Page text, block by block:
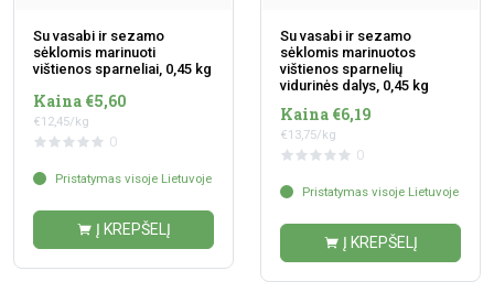
Su vasabi ir sezamo
sėklomis marinuoti
vištienos sparneliai, 0,45 kg
Kaina €5,60
€12,45/kg
0
Pristatymas visoje Lietuvoje
Į KREPŠELĮ
Su vasabi ir sezamo
sėklomis marinuotos
vištienos sparnelių
vidurinės dalys, 0,45 kg
Kaina €6,19
€13,75/kg
0
Pristatymas visoje Lietuvoje
Į KREPŠELĮ